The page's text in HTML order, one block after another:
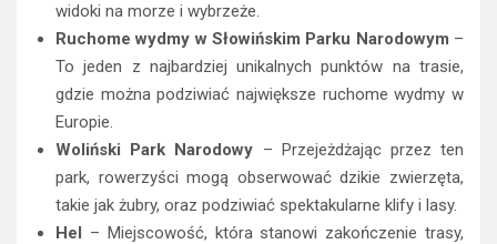
widoki na morze i wybrzeże.
Ruchome wydmy w Słowińskim Parku Narodowym –
To jeden z najbardziej unikalnych punktów na trasie,
gdzie można podziwiać największe ruchome wydmy w
Europie.
Woliński Park Narodowy – Przejeżdżając przez ten
park, rowerzyści mogą obserwować dzikie zwierzęta,
takie jak żubry, oraz podziwiać spektakularne klify i lasy.
Hel – Miejscowość, która stanowi zakończenie trasy,